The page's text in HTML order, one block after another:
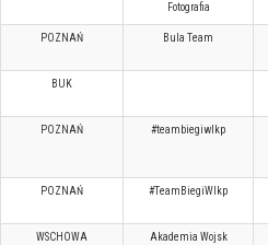
Fotografia
POZNAŃ Bula Team
BUK
POZNAŃ #teambiegiwlkp
POZNAŃ #TeamBiegiWlkp
WSCHOWA
Akademia Wojsk